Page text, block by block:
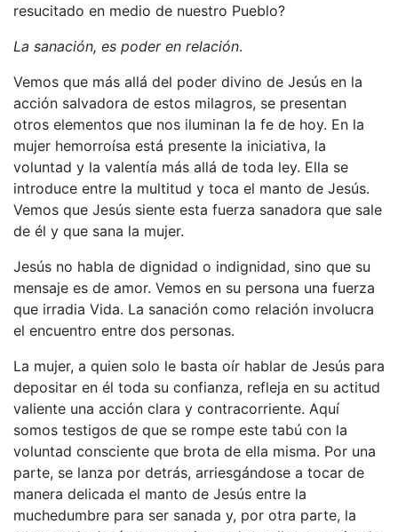
resucitado en medio de nuestro Pueblo?
La sanación, es poder en relación.
Vemos que más allá del poder divino de Jesús en la
acción salvadora de estos milagros, se presentan
otros elementos que nos iluminan la fe de hoy. En la
mujer hemorroísa está presente la iniciativa, la
voluntad y la valentía más allá de toda ley. Ella se
introduce entre la multitud y toca el manto de Jesús.
Vemos que Jesús siente esta fuerza sanadora que sale
de él y que sana la mujer.
Jesús no habla de dignidad o indignidad, sino que su
mensaje es de amor. Vemos en su persona una fuerza
que irradia Vida. La sanación como relación involucra
el encuentro entre dos personas.
La mujer, a quien solo le basta oír hablar de Jesús para
depositar en él toda su confianza, refleja en su actitud
valiente una acción clara y contracorriente. Aquí
somos testigos de que se rompe este tabú con la
voluntad consciente que brota de ella misma. Por una
parte, se lanza por detrás, arriesgándose a tocar de
manera delicada el manto de Jesús entre la
muchedumbre para ser sanada y, por otra parte, la